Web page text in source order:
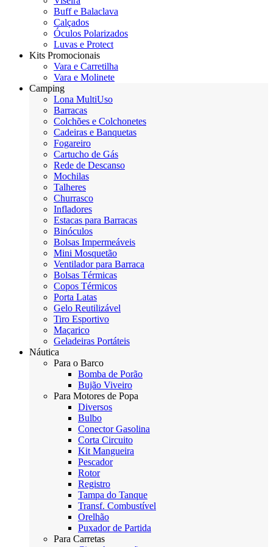
Buff e Balaclava
Calçados
Óculos Polarizados
Luvas e Protect
Kits Promocionais
Vara e Carretilha
Vara e Molinete
Camping
Lona MultiUso
Barracas
Colchões e Colchonetes
Cadeiras e Banquetas
Fogareiro
Cartucho de Gás
Rede de Descanso
Mochilas
Talheres
Churrasco
Infladores
Estacas para Barracas
Binóculos
Bolsas Impermeáveis
Mini Mosquetão
Ventilador para Barraca
Bolsas Térmicas
Copos Térmicos
Porta Latas
Gelo Reutilizável
Tiro Esportivo
Maçarico
Geladeiras Portáteis
Náutica
Para o Barco
Bomba de Porão
Bujão Viveiro
Para Motores de Popa
Diversos
Bulbo
Conector Gasolina
Corta Circuito
Kit Mangueira
Pescador
Rotor
Registro
Tampa do Tanque
Transf. Combustível
Orelhão
Puxador de Partida
Para Carretas